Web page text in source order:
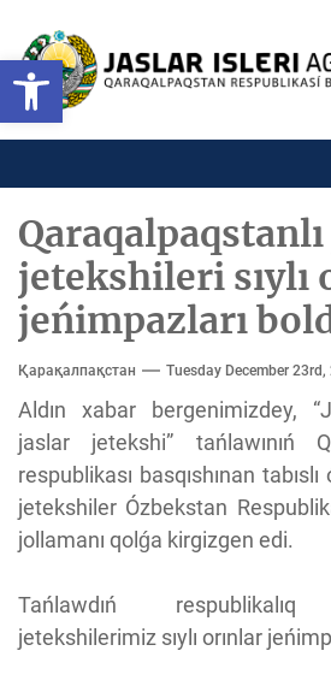
Open toolbar
content
Ózbekstan jaslar
jetekshileri sıylı
jeńimpazları
Қарақалпақстан Tuesday December 23rd,
Aldın xabar bergenimizdey,
jaslar jetekshi” tańlawınıń
respublikası basqıshınan
jetekshiler Ózbekstan
jollamanı qolǵa kirgizgen edi.
Tańlawdıń respublikalıq
jetekshilerimiz sıylı orınlar